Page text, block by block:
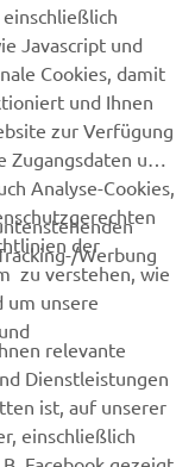
Javascript und
Cookies, damit
und Ihnen
zur Verfügung
Zugangsdaten und
Analyse-Cookies,
der
zu verstehen, wie
um unsere
Werbung
relevante
Dienstleistungen
ist, auf unserer
einschließlich